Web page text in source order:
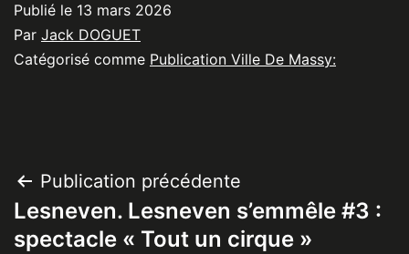
Publié le 13 mars 2026
Par Jack DOGUET
Catégorisé comme Publication Ville De Massy:
Navigation
de
Publication précédente
Lesneven. Lesneven s’emmêle #3 :
spectacle « Tout un cirque »